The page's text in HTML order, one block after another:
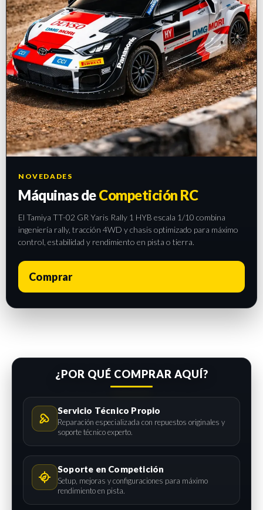
NOVEDADES
Máquinas deCompetición RC
El Tamiya TT-02 GR Yaris Rally 1 HYB escala 1/10 combina
ingeniería rally, tracción 4WD y chasis optimizado para máximo
control, estabilidad y rendimiento en pista o tierra.
Comprar
¿POR QUÉ COMPRAR AQUÍ?
Servicio Técnico Propio
Reparación especializada con repuestos originales y
soporte técnico experto.
Soporte en Competición
Setup, mejoras y configuraciones para máximo
rendimiento en pista.